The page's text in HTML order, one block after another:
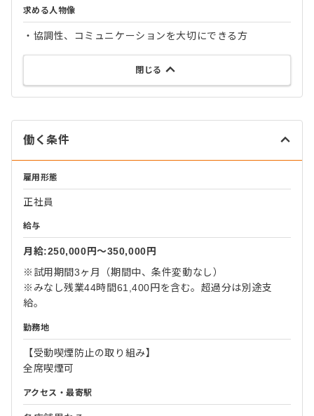
求める人物像
・協調性、コミュニケーションを大切にできる方
閉じる
働く条件
雇用形態
正社員
給与
月給:250,000円〜350,000円
※試用期間3ヶ月（期間中、条件変動なし）
※みなし残業44時間61,400円を含む。超過分は別途支
給。
勤務地
【受動喫煙防止の取り組み】
全席喫煙可
アクセス・最寄駅